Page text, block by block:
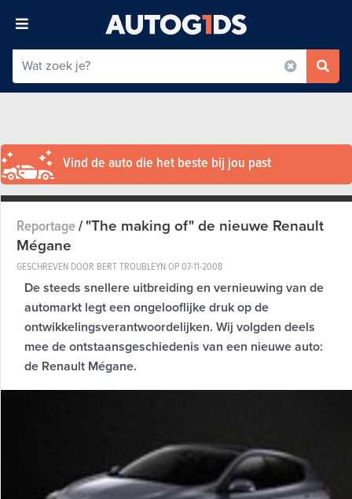
Vind de auto die het beste bij jou past
Reportage/"The making of" de nieuwe Renault
Mégane
GESCHREVEN DOOR BERT TROUBLEYN OP07-11-2008
De steeds snellere uitbreiding en vernieuwing van de
automarkt legt een ongelooflijke druk op de
ontwikkelingsverantwoordelijken. Wij volgden deels
mee de ontstaansgeschiedenis van een nieuwe auto:
de Renault Mégane.